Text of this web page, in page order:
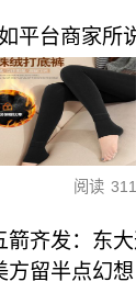
平台商家所
阅读
箭齐发：东
方留半点幻想